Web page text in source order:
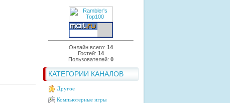
Онлайн всего: 14
Гостей: 14
Пользователей: 0
КАТЕГОРИИ КАНАЛОВ
Другое
Компьютерные игры